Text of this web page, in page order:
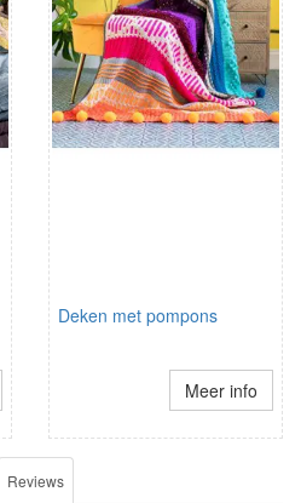
Deken met pompons
Meer info
Reviews